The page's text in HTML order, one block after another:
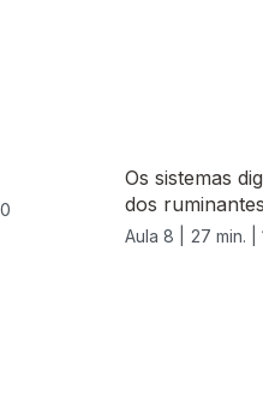
Os sistemas
dos ruminantes
Aula 8 | 27 min. |